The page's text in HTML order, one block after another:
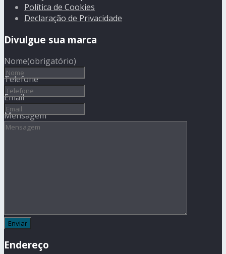
Política de Cookies
Declaração de Privacidade
Divulgue sua marca
Nome(obrigatório)
Telefone
Email
Mensagem
Endereço